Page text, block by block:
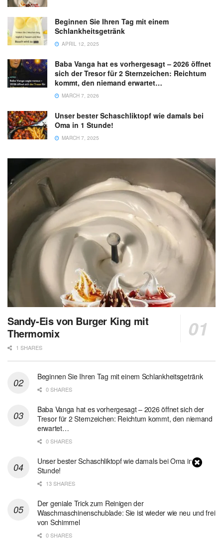
Beginnen Sie Ihren Tag mit einem
Schlankheitsgetränk
APRIL 12, 2025
Baba Vanga hat es vorhergesagt – 2026 öffnet
sich der Tresor für 2 Sternzeichen: Reichtum
kommt, den niemand erwartet…
MARCH 7, 2026
Unser bester Schaschliktopf wie damals bei
Oma in 1 Stunde!
MARCH 7, 2025
Sandy-Eis von Burger King mit
Thermomix
1 SHARES
Beginnen Sie Ihren Tag mit einem Schlankheitsgetränk
0 SHARES
Baba Vanga hat es vorhergesagt – 2026 öffnet sich der
Tresor für 2 Sternzeichen: Reichtum kommt, den niemand
erwartet…
0 SHARES
Unser bester Schaschliktopf wie damals bei Oma in 1
Stunde!
13 SHARES
Der geniale Trick zum Reinigen der
Waschmaschinenschublade: Sie ist wieder wie neu und frei
von Schimmel
0 SHARES